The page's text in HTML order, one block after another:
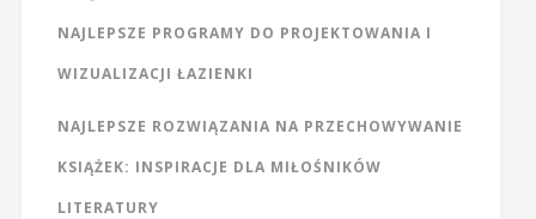
NAJLEPSZE PROGRAMY DO PROJEKTOWANIA I
WIZUALIZACJI ŁAZIENKI
NAJLEPSZE ROZWIĄZANIA NA PRZECHOWYWANIE
KSIĄŻEK: INSPIRACJE DLA MIŁOŚNIKÓW
LITERATURY